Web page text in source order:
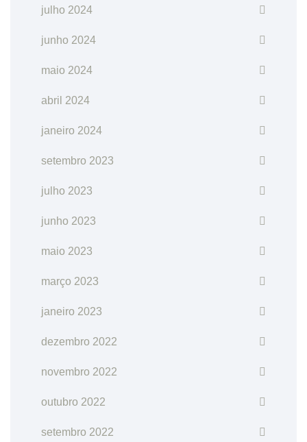
julho 2024
junho 2024
maio 2024
abril 2024
janeiro 2024
setembro 2023
julho 2023
junho 2023
maio 2023
março 2023
janeiro 2023
dezembro 2022
novembro 2022
outubro 2022
setembro 2022